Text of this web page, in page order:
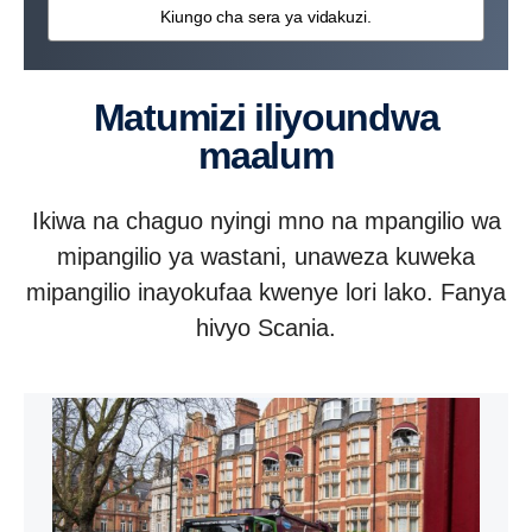
Kiungo cha sera ya vidakuzi.
Matumizi iliyoundwa
maalum
Ikiwa na chaguo nyingi mno na mpangilio wa
mipangilio ya wastani, unaweza kuweka
mipangilio inayokufaa kwenye lori lako. Fanya
hivyo Scania.